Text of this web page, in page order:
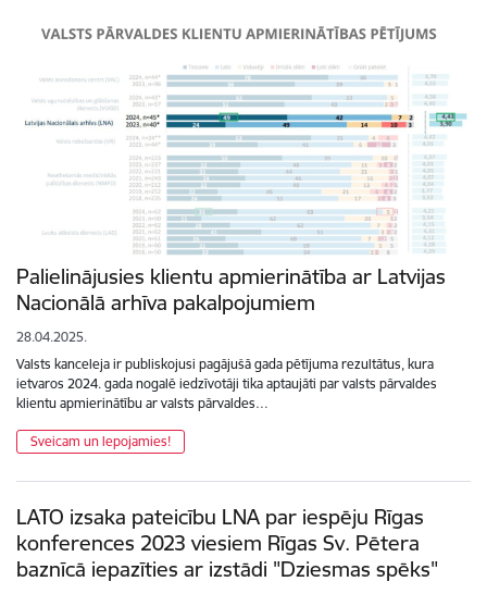
Palielinājusies klientu apmierinātība ar Latvijas
Nacionālā arhīva pakalpojumiem
28.04.2025.
Valsts kanceleja ir publiskojusi pagājušā gada pētījuma rezultātus, kura
ietvaros 2024. gada nogalē iedzīvotāji tika aptaujāti par valsts pārvaldes
klientu apmierinātību ar valsts pārvaldes…
Sveicam un lepojamies!
LATO izsaka pateicību LNA par iespēju Rīgas
konferences 2023 viesiem Rīgas Sv. Pētera
baznīcā iepazīties ar izstādi "Dziesmas spēks"